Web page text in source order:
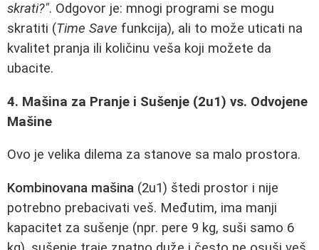
skrati?". Odgovor je: mnogi programi se mogu
skratiti (Time Save funkcija), ali to može uticati na
kvalitet pranja ili količinu veša koji možete da
ubacite.
4. Mašina za Pranje i Sušenje (2u1) vs. Odvojene
Mašine
Ovo je velika dilema za stanove sa malo prostora.
Kombinovana mašina (2u1) štedi prostor i nije
potrebno prebacivati veš. Međutim, ima manji
kapacitet za sušenje (npr. pere 9 kg, suši samo 6